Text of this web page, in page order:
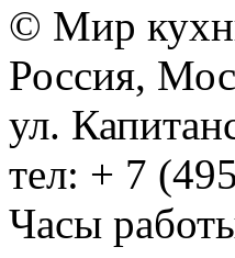
© Мир
Россия,
ул.
тел: + 7
Часы